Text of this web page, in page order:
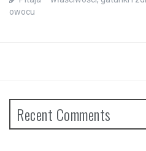
owocu
Recent Comments